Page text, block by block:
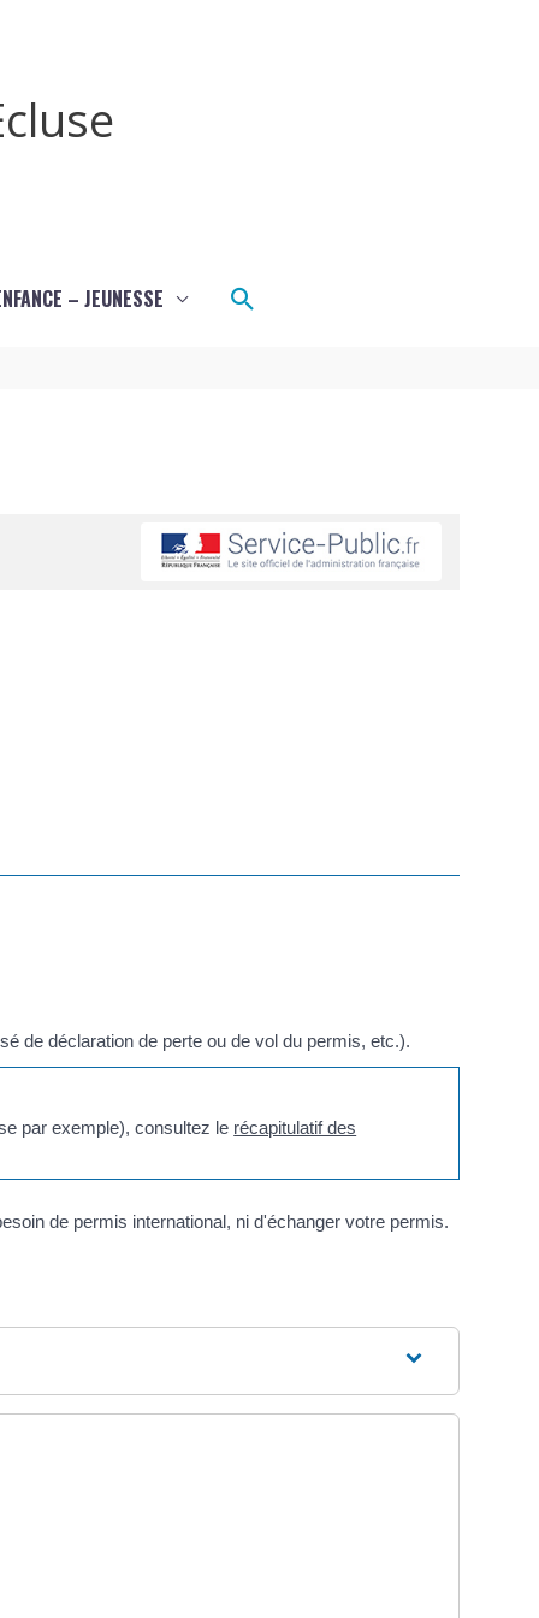
– JEUNESSE Rechercher
de déclaration de perte ou de vol du permis, etc.).
par exemple), consultez le récapitulatif des
de permis international, ni d'échanger votre permis.